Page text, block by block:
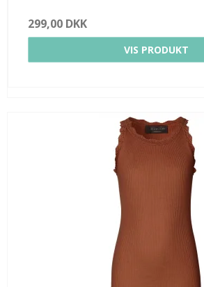
299,00 DKK
VIS PRODUKT